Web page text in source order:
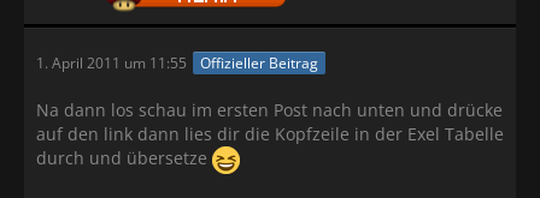
1. April 2011 um 11:55 Offizieller Beitrag
Na dann los schau im ersten Post nach unten und drücke
auf den link dann lies dir die Kopfzeile in der Exel Tabelle
durch und übersetze